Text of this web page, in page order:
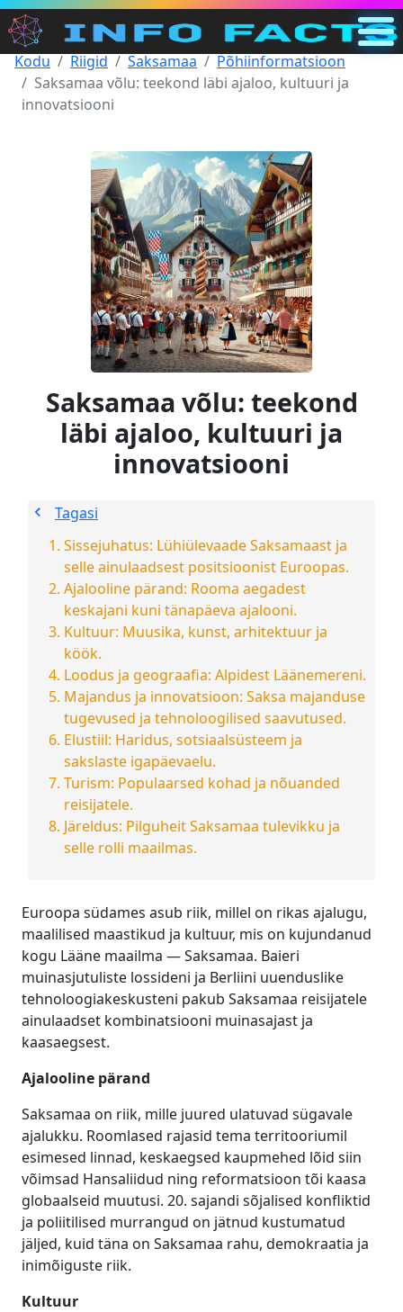
Põhiline
Kategooriad
Muu
Kodu Riigid Saksamaa
Põhiinformatsioon
Saksamaa võlu: teekond läbi ajaloo, kultuuri ja
innovatsiooni
Saksamaa võlu: teekond
läbi ajaloo, kultuuri ja
innovatsiooni
Tagasi
Sissejuhatus: Lühiülevaade Saksamaast ja
selle ainulaadsest positsioonist Euroopas.
Ajalooline pärand: Rooma aegadest
keskajani kuni tänapäeva ajalooni.
Kultuur: Muusika, kunst, arhitektuur ja
köök.
Loodus ja geograafia: Alpidest Läänemereni.
Majandus ja innovatsioon: Saksa majanduse
tugevused ja tehnoloogilised saavutused.
Elustiil: Haridus, sotsiaalsüsteem ja
sakslaste igapäevaelu.
Turism: Populaarsed kohad ja nõuanded
reisijatele.
Järeldus: Pilguheit Saksamaa tulevikku ja
selle rolli maailmas.
Euroopa südames asub riik, millel on rikas ajalugu,
maalilised maastikud ja kultuur, mis on kujundanud
kogu Lääne maailma — Saksamaa. Baieri
muinasjutuliste lossideni ja Berliini uuenduslike
tehnoloogiakeskusteni pakub Saksamaa reisijatele
ainulaadset kombinatsiooni muinasajast ja
kaasaegsest.
Ajalooline pärand
Saksamaa on riik, mille juured ulatuvad sügavale
ajalukku. Roomlased rajasid tema territooriumil
esimesed linnad, keskaegsed kaupmehed lõid siin
võimsad Hansaliidud ning reformatsioon tõi kaasa
globaalseid muutusi. 20. sajandi sõjalised konfliktid
ja poliitilised murrangud on jätnud kustumatud
jäljed, kuid täna on Saksamaa rahu, demokraatia ja
inimõiguste riik.
Kultuur